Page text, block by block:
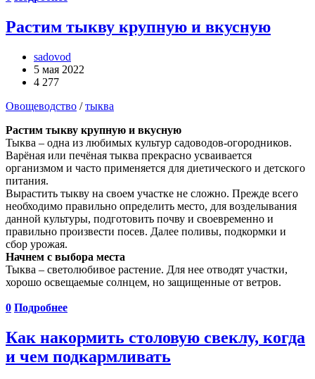
Растим тыкву крупную и вкусную
sadovod
5 мая 2022
4 277
Овощеводство /тыква
Растим тыкву крупную и вкусную
Тыква – одна из любимых культур садоводов-огородников.
Варёная или печёная тыква прекрасно усваивается
организмом и часто применяется для диетического и детского
питания.
Вырастить тыкву на своем участке не сложно. Прежде всего
необходимо правильно определить место, для возделывания
данной культуры, подготовить почву и своевременно и
правильно произвести посев. Далее поливы, подкормки и
сбор урожая.
Начнем с выбора места
Тыква – светолюбивое растение. Для нее отводят участки,
хорошо освещаемые солнцем, но защищенные от ветров.
0 Подробнее
Как накормить столовую свеклу, когда
и чем подкармливать